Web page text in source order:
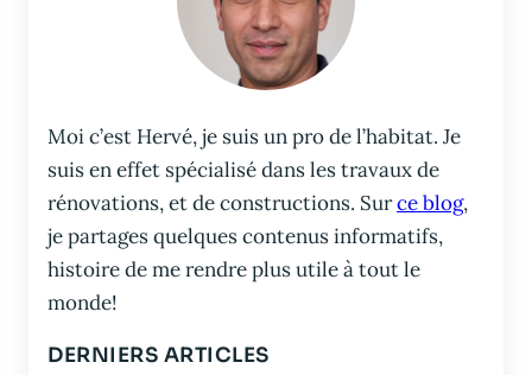
Moi c’est Hervé, je suis un pro de l’habitat. Je
suis en effet spécialisé dans les travaux de
rénovations, et de constructions. Surce blog,
je partages quelques contenus informatifs,
histoire de me rendre plus utile à tout le
monde!
DERNIERS ARTICLES